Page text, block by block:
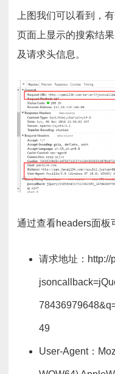
上图我们可以看到，
页面上显示的搜索结
及请求头信息。
通过查看headers面板
请求地址：http://
49
User-Agent：